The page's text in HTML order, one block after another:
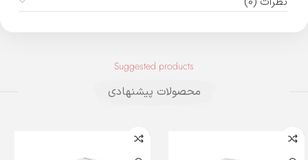
Suggested products
محصولات پیشنهادی